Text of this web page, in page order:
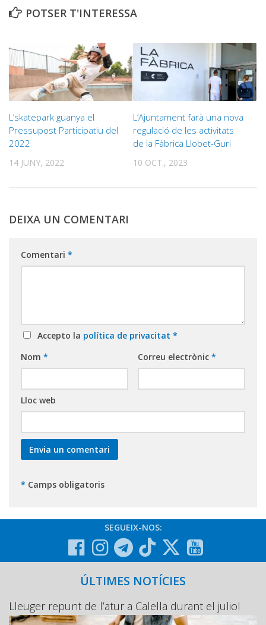
POTSER T'INTERESSA
L’skatepark guanya el
Pressupost Participatiu del
2022
14 JUNY, 2022
L’Ajuntament farà una nova
regulació de les activitats
de la Fàbrica Llobet-Guri
10 OCT., 2023
DEIXA UN COMENTARI
Comentari *
Accepto la política de privacitat *
Nom * Correu electrònic *
Lloc web
* Camps obligatoris
SEGUEIX-NOS:
ÚLTIMES NOTÍCIES
Lleuger repunt de l’atur a Calella durant el juliol